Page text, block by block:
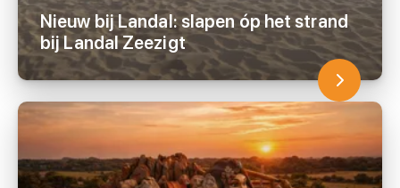
Nieuw bij Landal: slapen óp het strand
bij Landal Zeezigt